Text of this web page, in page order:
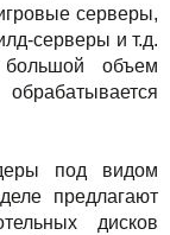
серверы,
серверы и т.д.
объем
под видом
предлагают
дисков